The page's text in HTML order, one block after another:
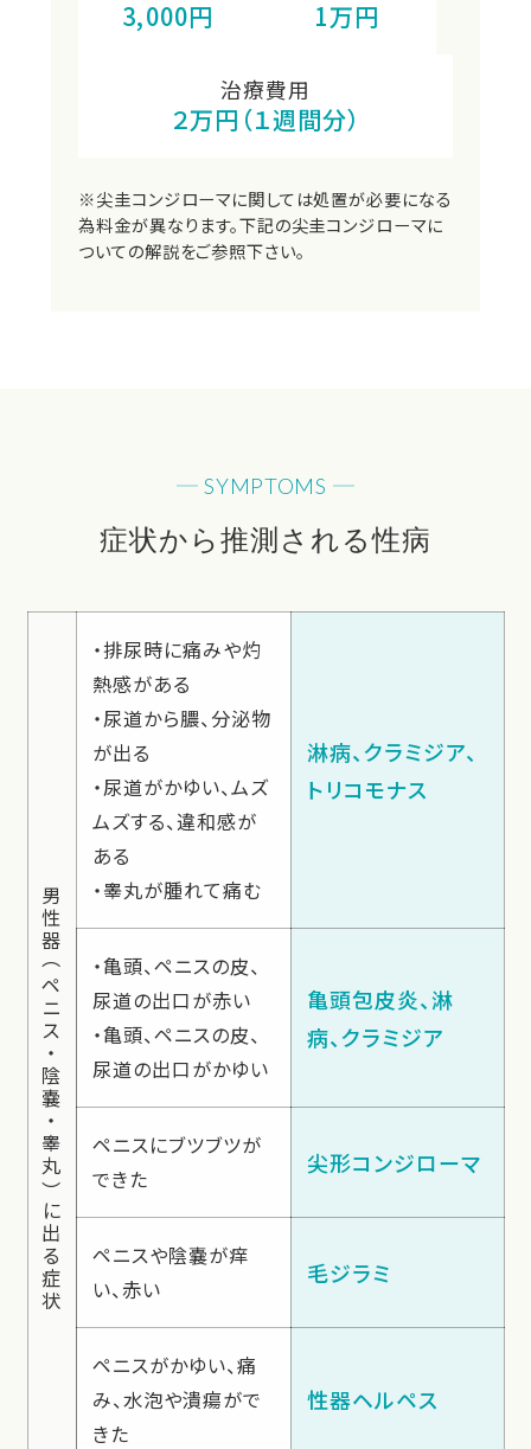
3,000円 1万円
治療費用
２万円（１週間分）
※尖圭コンジローマに関しては処置が必要になる
為料金が異なります。下記の尖圭コンジローマに
ついての解説をご参照下さい。
SYMPTOMS
症状から推測される性病
男
性
器
（
ペ
ニ
ス
・
陰
嚢
・
睾
丸
）
に
出
る
症
状
・排尿時に痛みや灼
熱感がある
・尿道から膿、分泌物
が出る
・尿道がかゆい、ムズ
ムズする、違和感が
ある
・睾丸が腫れて痛む
淋病、クラミジア、
トリコモナス
・亀頭、ペニスの皮、
尿道の出口が赤い
・亀頭、ペニスの皮、
尿道の出口がかゆい
亀頭包皮炎、淋
病、クラミジア
ペニスにブツブツが
できた
尖形コンジローマ
ペニスや陰嚢が痒
い、赤い
毛ジラミ
ペニスがかゆい、痛
み、水泡や潰瘍がで
きた
性器ヘルペス